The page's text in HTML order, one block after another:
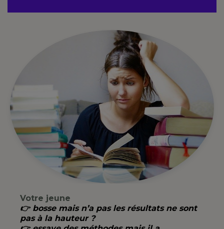
Votre jeune
👉 bosse mais n’a pas les résultats ne sont
pas à la hauteur ?